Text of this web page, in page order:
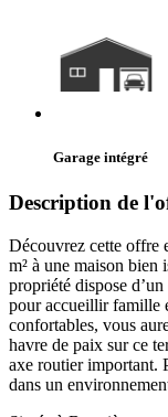
Garage intégré
Description de
Découvrez cette offre
m² à une maison bien
propriété dispose
pour accueillir famille
confortables, vous
havre de paix sur ce
axe routier important.
dans un